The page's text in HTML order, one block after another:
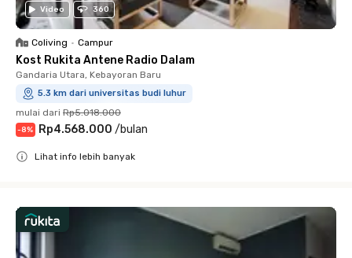
Video 360
Coliving • Campur
Kost Rukita Antene Radio Dalam
Gandaria Utara, Kebayoran Baru
5.3 km dari universitas budi luhur
mulai dari Rp5.018.000
-8% Rp4.568.000 /bulan
Lihat info lebih banyak